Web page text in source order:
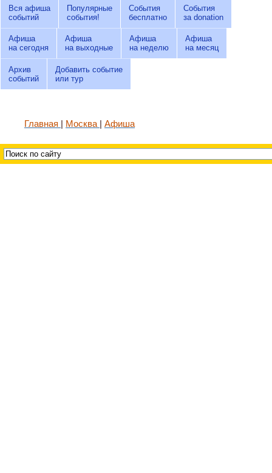
Вся афиша
событий
Популярные
события!
События
бесплатно
События
за donation
Афиша
на сегодня
Афиша
на выходные
Афиша
на неделю
Афиша
на месяц
Архив
событий
Добавить событие
или тур
Главная Москва Афиша